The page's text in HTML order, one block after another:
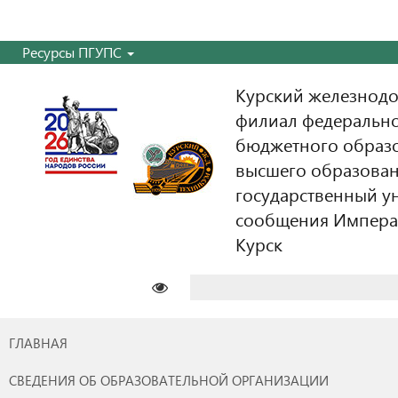
Ресурсы ПГУПС
Курский
филиал
бюджетного
высшего
государственный
сообщения
Курск
ГЛАВНАЯ
СВЕДЕНИЯ ОБ ОБРАЗОВАТЕЛЬНОЙ ОРГАНИЗАЦИИ